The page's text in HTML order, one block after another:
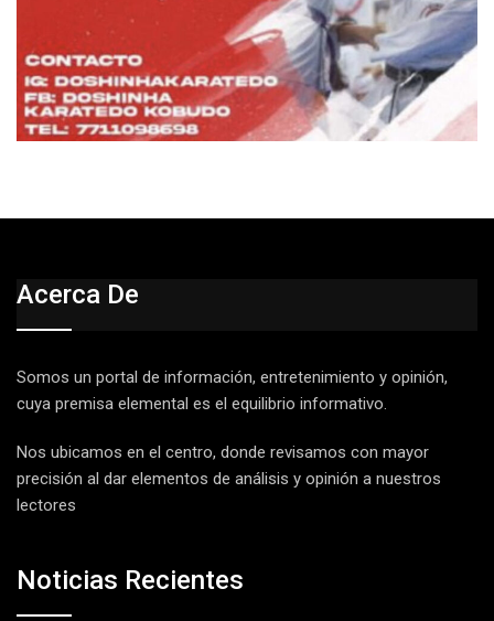
Acerca De
Somos un portal de información, entretenimiento y opinión,
cuya premisa elemental es el equilibrio informativo.
Nos ubicamos en el centro, donde revisamos con mayor
precisión al dar elementos de análisis y opinión a nuestros
lectores
Noticias Recientes